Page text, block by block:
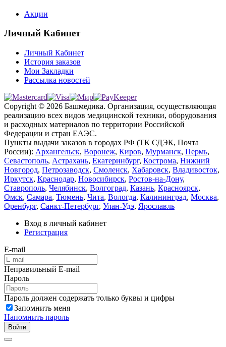
Акции
Личный Кабинет
Личный Кабинет
История заказов
Мои Закладки
Рассылка новостей
Copyright © 2026 Башмедика. Организация, осуществляющая
реализацию всех видов медицинской техники, оборудования
и расходных материалов по территории Российской
Федерации и стран ЕАЭС.
Пункты выдачи заказов в городах РФ (ТК СДЭК, Почта
России): Архангельск, Воронеж, Киров, Мурманск, Пермь,
Севастополь, Астрахань, Екатеринбург, Кострома, Нижний
Новгород, Петрозаводск, Смоленск, Хабаровск, Владивосток,
Иркутск, Краснодар, Новосибирск, Ростов-на-Дону,
Ставрополь, Челябинск, Волгоград, Казань, Красноярск,
Омск, Самара, Тюмень, Чита, Вологда, Калининград, Москва,
Оренбург, Санкт-Петербург, Улан-Удэ, Ярославль
Вход в личный кабинет
Регистрация
E-mail
Неправильный E-mail
Пароль
Пароль должен содержать только буквы и цифры
Запомнить меня
Напомнить пароль
Войти